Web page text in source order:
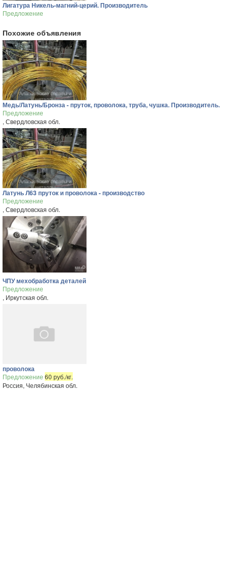
Лигатура Никель-магний-церий. Производитель
Предложение
Похожие объявления
Медь/Латунь/Бронза - пруток, проволока, труба, чушка. Производитель.
Предложение
, Свердловская обл.
Латунь Л63 пруток и проволока - производство
Предложение
, Свердловская обл.
ЧПУ мехобработка деталей
Предложение
, Иркутская обл.
проволока
Предложение 60 руб./кг.
Россия, Челябинская обл.